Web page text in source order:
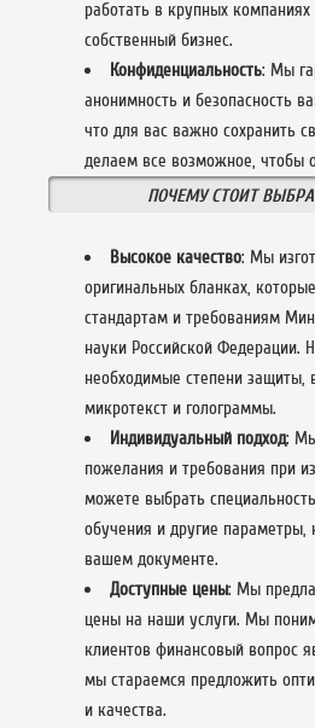
работать в крупных компаниях
собственный бизнес.
Конфиденциальность: Мы
анонимность и безопасность
что для вас важно сохранить
делаем все возможное, чтобы
ПОЧЕМУ СТОИТ
Высокое качество: Мы
оригинальных бланках,
стандартам и требованиям
науки Российской
необходимые степени защиты,
микротекст и голограммы.
Индивидуальный подход:
пожелания и требования при
можете выбрать
обучения и другие параметры,
вашем документе.
Доступные цены: Мы
цены на наши услуги. Мы
клиентов финансовый вопрос
мы стараемся предложить
и качества.